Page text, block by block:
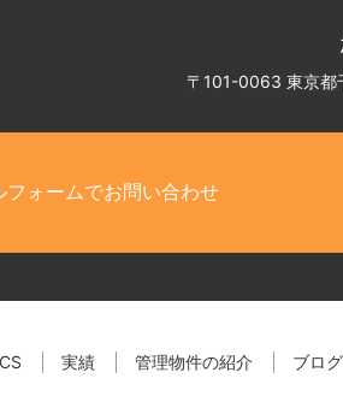
〒101-0063 東京都
ォームでお問い合わせ
実績 管理物件の紹介 ブログ